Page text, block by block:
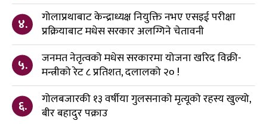
४.
गोलाप्रथाबाट केन्द्राध्यक्ष नियुक्ति नभए एसइई परीक्षा
प्रक्रियाबाट मधेस सरकार अलग्गिने चेतावनी
५.
जनमत नेतृत्वको मधेस सरकारमा योजना खरिद विक्री-
मन्त्रीको रेट ८ प्रतिशत, दलालको २० !
६.
गोलबजारकी १३ वर्षीया गुलसनाको मृत्यूको रहस्य खुल्यो,
बीर बहादुर पक्राउ